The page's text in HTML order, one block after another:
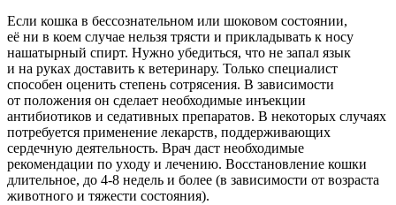
Если кошка в бессознательном или шоковом состоянии,
её ни в коем случае нельзя трясти и прикладывать к носу
нашатырный спирт. Нужно убедиться, что не запал язык
и на руках доставить к ветеринару. Только специалист
способен оценить степень сотрясения. В зависимости
от положения он сделает необходимые инъекции
антибиотиков и седативных препаратов. В некоторых случаях
потребуется применение лекарств, поддерживающих
сердечную деятельность. Врач даст необходимые
рекомендации по уходу и лечению. Восстановление кошки
длительное, до 4-8 недель и более (в зависимости от возраста
животного и тяжести состояния).